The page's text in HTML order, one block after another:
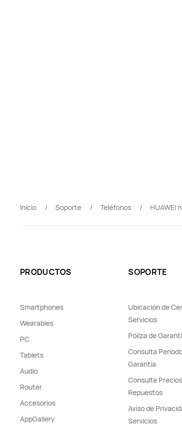
Inicio Soporte Teléfonos HUAWEI
PRODUCTOS
Smartphones
Wearables
PC
Tablets
Audio
Router
Accesorios
AppGallery
SOPORTE
Ubicación de
Servicios
Póliza de
Consulta
Garantía
Consulte
Repuestos
Aviso de
Servicios